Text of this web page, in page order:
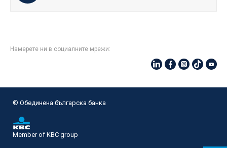
Намерете ни в социалните мрежи:
© Oбединена българска банка
Member of KBC group